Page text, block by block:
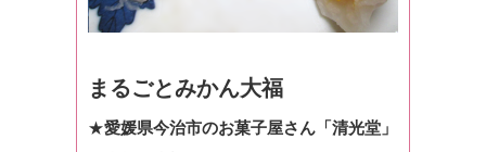
まるごとみかん大福
★愛媛県今治市のお菓子屋さん「清光堂」